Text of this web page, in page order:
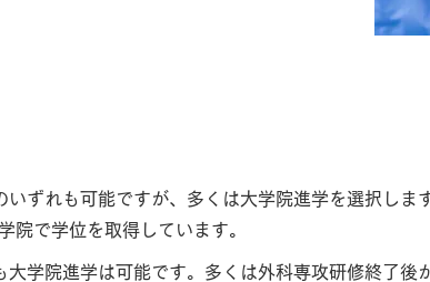
ずれも可能ですが、多くは大学院進学を選択しま
院で学位を取得しています。
大学院進学は可能です。多くは外科専攻研修終了